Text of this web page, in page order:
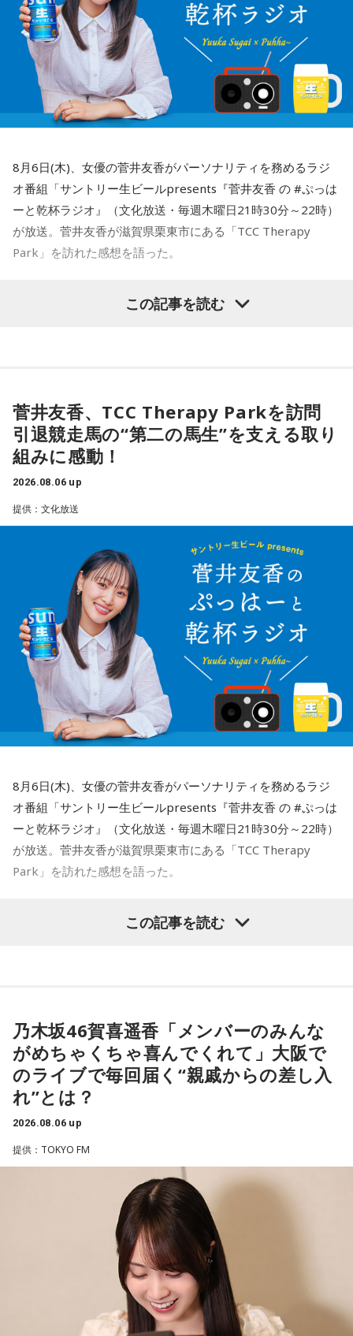
火曜の放送をradikoで聴く
水曜の放送をradikoで聴く
木曜の放送をradikoで聴く
＜8月11日(火)のTOPICS＞
まだまだ間に合う夏の旅行計画！
航空・旅行アナリストの鳥海高太朗さんをゲストにお得旅行
情報をお届けします
＜8月12日(水)のTOPICS＞
アーリー選曲✕アナログタロウの初コラボ！
放送1400回記念！
オールアーリー選曲✕アナログタロウの初コラボ！
相談室
有馬隼人
＜8月14日(金)のTOPICS＞
Coming Soon…
#あうぇいく でつぶやく
AWAKE
一日を、人生を前向きにするきっかけをリスナーと共に
考える、情報番組の先にある、BAYFM 朝の情”考”番
組！
毎週月～金曜日6:00～8:57
DJ：有馬隼人（月～木曜日担当）/柴田幸子(金
曜日担当)
mail:awake@bayfm.co.jp
X:＠AWAKE_again／#あうぇいく
水曜の放送を聴く
木曜の放送を聴く
金曜の放送を聴く
8月6日(木)、女優の菅井友香がパーソナリティを務めるラジ
オ番組「サントリー生ビールpresents『菅井友香 の #ぷっは
ーと乾杯ラジオ』（文化放送・毎週木曜日21時30分～22時）
が放送。菅井友香が滋賀県栗東市にある「TCC Therapy
Park」を訪れた感想を語った。
TCC Therapy Parkは「馬を救い、人を助ける」をコンセプト
に、競走馬として活躍した後、ケガやさまざまな事情によっ
て引退を余儀なくされた馬たちの新たな居場所を提供する施
る道を探すなど、馬たちの“第二の馬生”を支えている。
施設で話を聞いた菅井は、「そういう場所があってよかった
な、素晴らしい素敵な取り組みだなと実際に行かせていただ
いて思いました」と感想を述べ、競走生活を終えた馬たちが
新たな役割を得られる環境の大切さを実感したという。
また、菅井は競馬の仕事をきっかけにTCCの活動を知ったそ
うで、東京都内にある「BafunYasai TCC CAFE」にも訪れた
ことがあるという。そこで新鮮な野菜を味わったり馬関連グ
ッズを購入した経験を紹介し、店舗での利用が馬たちの支援
かけた。
さらに、ホースセラピーについても自身の経験を交えて語っ
た。大学時代に所属していた馬術部では、地域の子どもたち
を招いた体験会が行われており、馬に乗ることで身体を自然
で自信や自己肯定感につながったりする姿を目にしていたと
「いろいろな形で人を助けてくれる馬たちが今後もいろいろ
な場所で幸せに暮らせるようになったらいいな」と願いを語
った。
この記事を読む
菅井友香、TCC Therapy Parkを訪問
引退競走馬の“第二の馬生”を支える取り
組みに感動！
2026.08.06 up
提供：文化放送
8月6日(木)、女優の菅井友香がパーソナリティを務めるラジ
オ番組「サントリー生ビールpresents『菅井友香 の #ぷっは
ーと乾杯ラジオ』（文化放送・毎週木曜日21時30分～22時）
が放送。菅井友香が滋賀県栗東市にある「TCC Therapy
Park」を訪れた感想を語った。
TCC Therapy Parkは「馬を救い、人を助ける」をコンセプト
に、競走馬として活躍した後、ケガやさまざまな事情によっ
て引退を余儀なくされた馬たちの新たな居場所を提供する施
設。引退後すぐに次の活躍先が決まらない馬たちの受け皿と
施設で話を聞いた菅井は、「そういう場所があってよかった
な、素晴らしい素敵な取り組みだなと実際に行かせていただ
いて思いました」と感想を述べ、競走生活を終えた馬たちが
新たな役割を得られる環境の大切さを実感したという。
また、菅井は競馬の仕事をきっかけにTCCの活動を知ったそ
うで、東京都内にある「BafunYasai TCC CAFE」にも訪れた
この記事を読む
乃木坂46賀喜遥香「メンバーのみんな
がめちゃくちゃ喜んでくれて」大阪で
のライブで毎回届く“親戚からの差し入
れ”とは？
2026.08.06 up
提供：TOKYO FM